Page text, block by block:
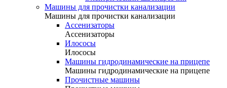
Машины для прочистки канализации
Машины для прочистки канализации
Ассенизаторы
Ассенизаторы
Илососы
Илососы
Машины гидродинамические на прицепе
Машины гидродинамические на прицепе
Прочистные машины